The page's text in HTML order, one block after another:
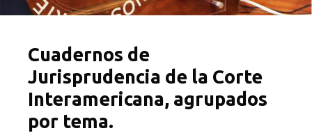
Cuadernos de
Jurisprudencia de la Corte
Interamericana, agrupados
por tema.